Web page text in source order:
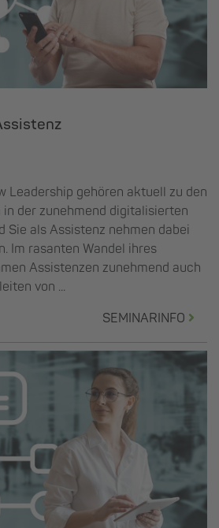
Leadership gehören aktuell zu den
der zunehmend digitalisierten
als Assistenz nehmen dabei
Im rasanten Wandel ihres
Assistenzen zunehmend auch
von ...
SEMINARINFO